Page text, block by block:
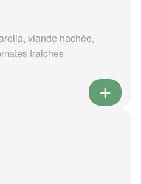
viande hachée,
fraiches